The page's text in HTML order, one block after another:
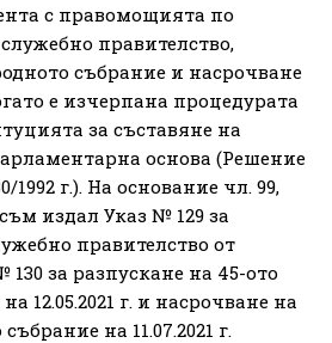
с правомощията по
правителство,
събрание и насрочване
е изчерпана процедурата
за съставяне на
основа (Решение
1992 г.). На основание чл. 99,
съм издал Указ № 129 за
правителство от
130 за разпускане на 45-ото
12.05.2021 г. и насрочване на
на 11.07.2021 г.